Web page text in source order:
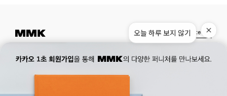
Museum. 02. 777. 5887 Office.02. 777. 5778
177, Duteopbawi-ro, Yongsan-gu, Seoul, Korea
Official : hello@mmk-seoul.com
Instagram Pinterest
오늘 하루 보지 않기